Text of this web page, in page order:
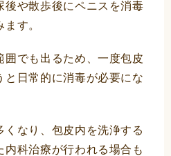
後や散歩後にペニスを消毒
す。
囲でも出るため、一度包皮
と日常的に消毒が必要にな
なり、包皮内を洗浄する
科治療が行われる場合も